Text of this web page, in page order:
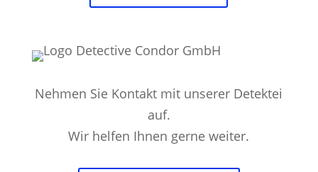
Nehmen Sie Kontakt mit unserer Detektei
auf.
Wir helfen Ihnen gerne weiter.